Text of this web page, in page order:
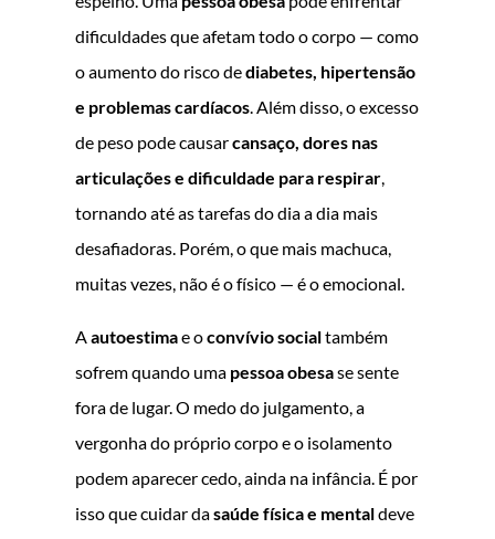
dificuldades que afetam todo o corpo — como
o aumento do risco dediabetes, hipertensão
e problemas cardíacos. Além disso, o excesso
de peso pode causarcansaço, dores nas
articulações e dificuldade para respirar,
tornando até as tarefas do dia a dia mais
desafiadoras. Porém, o que mais machuca,
muitas vezes, não é o físico — é o emocional.
Aautoestimae oconvívio socialtambém
sofrem quando uma pessoa obesase sente
fora de lugar. O medo do julgamento, a
vergonha do próprio corpo e o isolamento
podem aparecer cedo, ainda na infância. É por
isso que cuidar dasaúde física e mentaldeve